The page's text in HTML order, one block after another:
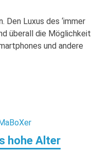
Den Luxus des ‘immer
überall die Möglichkeit
und andere
hohe Alter